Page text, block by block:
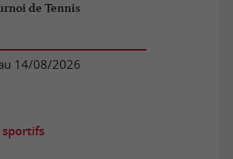
de Tennis
14/08/2026